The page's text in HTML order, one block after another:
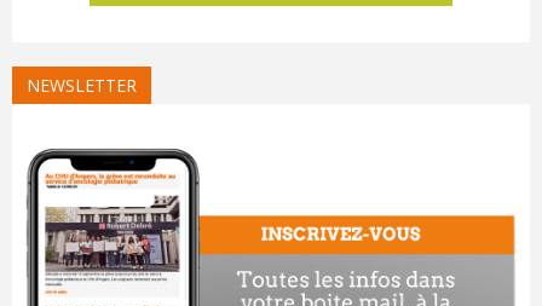
NEWSLETTER